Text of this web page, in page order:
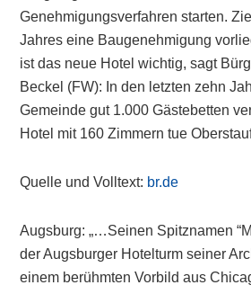
Genehmigungsverfahren starten.
Jahres eine Baugenehmigung
ist das neue Hotel wichtig, sagt
Beckel (FW): In den letzten zehn
Gemeinde gut 1.000 Gästebetten
Hotel mit 160 Zimmern tue
Quelle und Volltext: br.de
Augsburg: „…Seinen Spitznamen
der Augsburger Hotelturm seiner
einem berühmten Vorbild aus